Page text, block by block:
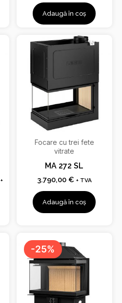
Adaugă în coș
+
Focare cu trei fete
vitrate
MA 272 SL
3.790,00 € + TVA
Adaugă în coș
1.638,00 €.
-25%
inițial
a
fost:
2.087,00 €.